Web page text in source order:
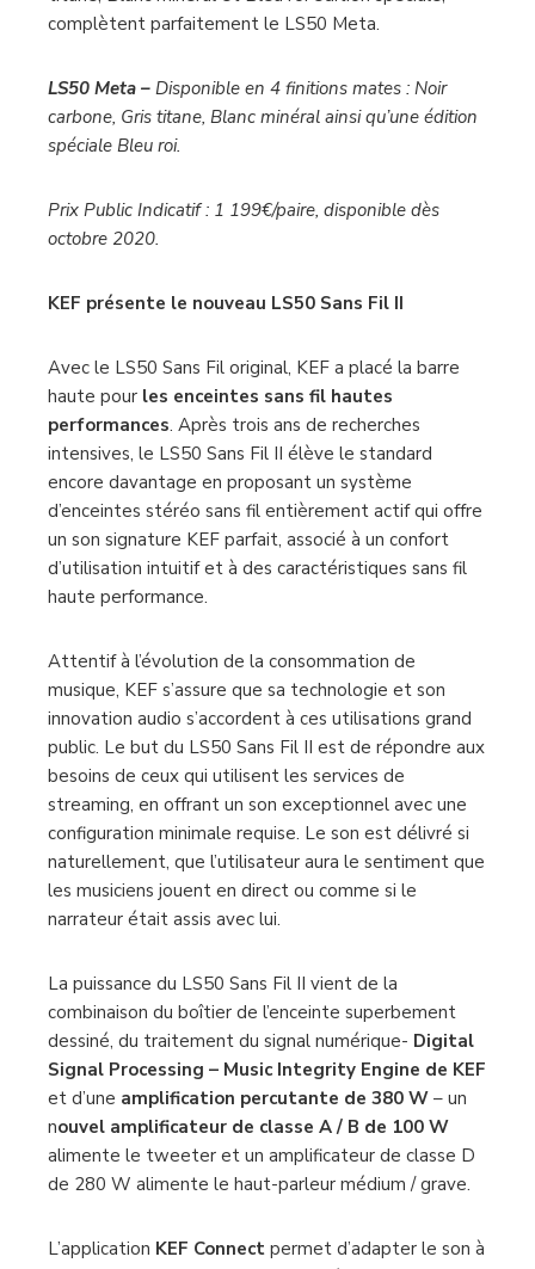
un matériau inerte pour un son vraiment incolore. Les
supports de sol S2 dédiés en Noir carbone, Gris
complètent parfaitement le LS50 Meta.
LS50 Meta – Disponible en 4 finitions mates : Noir
spéciale Bleu roi.
octobre 2020.
KEF présente le nouveau LS50 Sans Fil II
Avec le LS50 Sans Fil original, KEF a placé la barre
haute pourles enceintes sans fil hautes
performances. Après trois ans de recherches
intensives, le LS50 Sans Fil II élève le standard
encore davantage en proposant un système
d’enceintes stéréo sans fil entièrement actif qui offre
un son signature KEF parfait, associé à un confort
haute performance.
Attentif à l’évolution de la consommation de
musique, KEF s’assure que sa technologie et son
innovation audio s’accordent à ces utilisations grand
public. Le but du LS50 Sans Fil II est de répondre aux
besoins de ceux qui utilisent les services de
streaming, en offrant un son exceptionnel avec une
configuration minimale requise. Le son est délivré si
naturellement, que l’utilisateur aura le sentiment que
narrateur était assis avec lui.
La puissance du LS50 Sans Fil II vient de la
combinaison du boîtier de l’enceinte superbement
dessiné, du traitement du signal numérique- Digital
Signal Processing –
Music Integrity Engine de KEF
et d’une amplification percutante de 380 W– un
nouvel amplificateur de classe A / B de 100 W
de 280 W alimente le haut-parleur médium / grave.